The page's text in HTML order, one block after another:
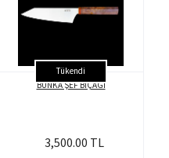
Tükendi
BUNKA ŞEF BIÇAĞI
3,500.00 TL